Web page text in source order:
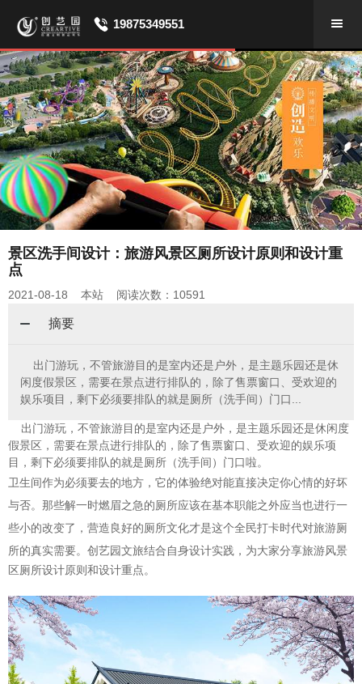
19875349551
景区洗手间设计：旅游风景区厕所设计原则和设计重
点
2021-08-18 本站 阅读次数：10591
摘要
出门游玩，不管旅游目的是室内还是户外，是主题乐园还是休
闲度假景区，需要在景点进行排队的，除了售票窗口、受欢迎的
娱乐项目，剩下必须要排队的就是厕所（洗手间）门口...
出门游玩，不管旅游目的是室内还是户外，是主题乐园还是休闲度
假景区，需要在景点进行排队的，除了售票窗口、受欢迎的娱乐项
目，剩下必须要排队的就是厕所（洗手间）门口啦。
卫生间作为必须要去的地方，它的体验绝对能直接决定你心情的好坏
与否。那些解一时燃眉之急的厕所应该在基本职能之外应当也进行一
些小的改变了，营造良好的厕所文化才是这个全民打卡时代对旅游厕
所的真实需要。创艺园文旅结合自身设计实践，为大家分享旅游风景
区厕所设计原则和设计重点。